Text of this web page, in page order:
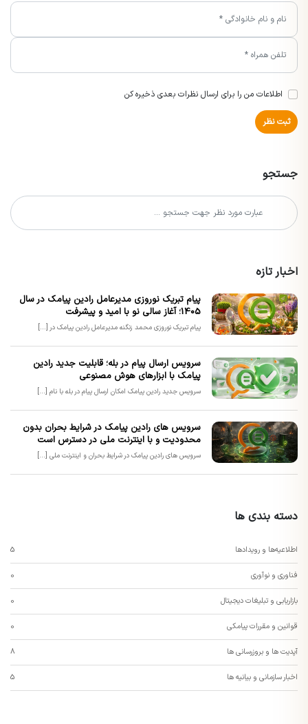
اطلاعات من را برای ارسال نظرات بعدی ذخیره کن
ثبت نظر
جستجو
اخبار تازه
پیام تبریک نوروزی مدیرعامل رادین پیامک در سال
1405؛ آغاز سالی نو با امید و پیشرفت
پیام تبریک نوروزی محمد زنگنه مدیرعامل رادین پیامک در [...]
سرویس ارسال پیام در بله؛ قابلیت جدید رادین
پیامک با ابزارهای هوش مصنوعی
سرویس جدید رادین پیامک امکان ارسال پیام در بله با نام [...]
سرویس های رادین پیامک در شرایط بحران بدون
محدودیت و با اینترنت ملی در دسترس است
سرویس های رادین پیامک در شرایط بحران و اینترنت ملی [...]
دسته بندی ها
اطلاعیه‌ها و رویدادها 5
فناوری و نوآوری 0
بازاریابی و تبلیغات دیجیتال 0
قوانین و مقررات پیامکی 0
آپدیت ها و بروزرسانی ها 8
اخبار سازمانی و بیانیه ها 5